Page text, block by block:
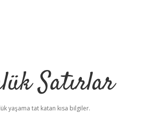
Satırlar
yaşama tat katan kısa bilgiler.